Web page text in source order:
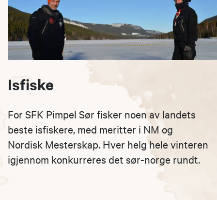
Isfiske
For SFK Pimpel Sør fisker noen av landets
beste isfiskere, med meritter i NM og
Nordisk Mesterskap. Hver helg hele vinteren
igjennom konkurreres det sør-norge rundt.